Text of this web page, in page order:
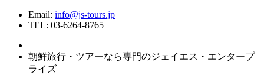
Email: info@js-tours.jp
TEL: 03-6264-8765
朝鮮旅行・ツアーなら専門のジェイエス・エンタープ
ライズ